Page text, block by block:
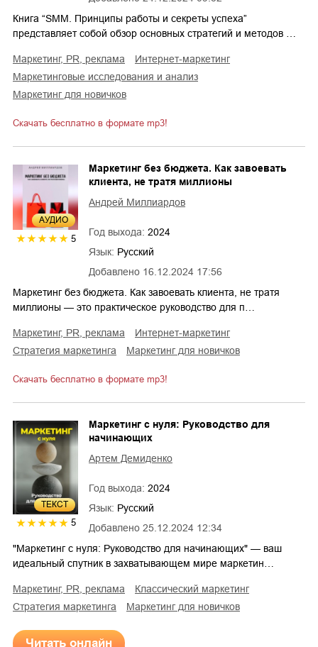
Книга “SMM. Принципы работы и секреты успеха”
представляет собой обзор основных стратегий и методов …
маркетинг, PR, реклама
интернет-маркетинг
маркетинговые исследования и анализ
маркетинг для новичков
Скачать бесплатно в формате mp3!
AУДИО
5
Добавлено 16.12.2024 17:56
Маркетинг без бюджета. Как завоевать
клиента, не тратя миллионы
Андрей Миллиардов
Год выхода: 2024
Язык: Русский
Маркетинг без бюджета. Как завоевать клиента, не тратя
миллионы — это практическое руководство для п…
маркетинг, PR, реклама
интернет-маркетинг
стратегия маркетинга
маркетинг для новичков
Скачать бесплатно в формате mp3!
ТЕКСТ
5 Добавлено 25.12.2024 12:34
Маркетинг с нуля: Руководство для
начинающих
Артем Демиденко
Год выхода: 2024
Язык: Русский
"Маркетинг с нуля: Руководство для начинающих" — ваш
идеальный спутник в захватывающем мире маркетин…
маркетинг, PR, реклама
классический маркетинг
стратегия маркетинга
маркетинг для новичков
Читать онлайн